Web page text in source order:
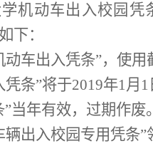
机动车出入校园
下：
动车出入凭条”，使用
凭条”将于2019年1月 1
当年有效，过期作废。
出入校园专用凭条